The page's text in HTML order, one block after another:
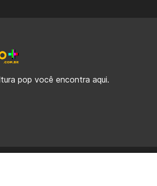
pop você encontra aqui.